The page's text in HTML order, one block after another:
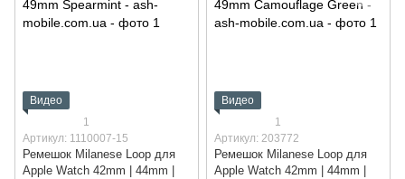
Видео
1
Артикул: 1110007-15
Ремешок Milanese Loop для
Apple Watch 42mm | 44mm |
Видео
1
Артикул: 203772
Ремешок Milanese Loop для
Apple Watch 42mm | 44mm |